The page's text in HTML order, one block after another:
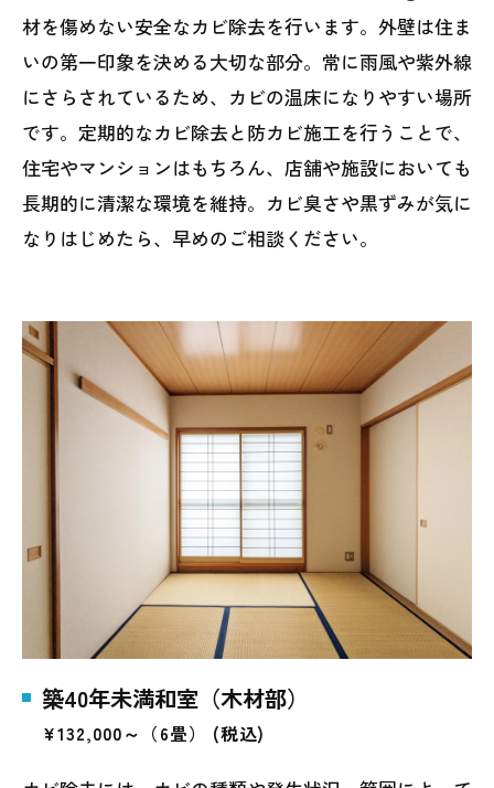
材を傷めない安全なカビ除去を行います。外壁は住ま
いの第一印象を決める大切な部分。常に雨風や紫外線
にさらされているため、カビの温床になりやすい場所
です。定期的なカビ除去と防カビ施工を行うことで、
住宅やマンションはもちろん、店舗や施設においても
長期的に清潔な環境を維持。カビ臭さや黒ずみが気に
なりはじめたら、早めのご相談ください。
築40年未満和室（木材部）
¥132,000～（6畳） (税込)